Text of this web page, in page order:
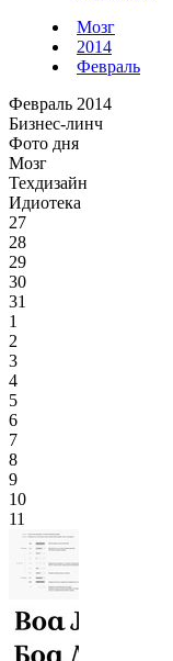
Мозг
2014
Февраль
Февраль 2014
Бизнес-линч
Фото дня
Мозг
Техдизайн
Идиотека
27
28
29
30
31
1
2
3
4
5
6
7
8
9
10
11